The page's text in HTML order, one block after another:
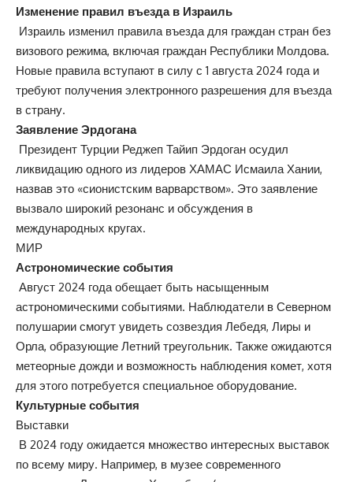
Изменение правил въезда в Израиль
Израиль изменил правила въезда для граждан стран без
визового режима, включая граждан Республики Молдова.
Новые правила вступают в силу с 1 августа 2024 года и
требуют получения электронного разрешения для въезда
в страну.
Заявление Эрдогана
Президент Турции Реджеп Тайип Эрдоган осудил
ликвидацию одного из лидеров ХАМАС Исмаила Хании,
назвав это «сионистским варварством». Это заявление
вызвало широкий резонанс и обсуждения в
международных кругах.
МИР
Астрономические события
Август 2024 года обещает быть насыщенным
астрономическими событиями. Наблюдатели в Северном
полушарии смогут увидеть созвездия Лебедя, Лиры и
Орла, образующие Летний треугольник. Также ожидаются
метеорные дожди и возможность наблюдения комет, хотя
для этого потребуется специальное оборудование.
Культурные события
Выставки
В 2024 году ожидается множество интересных выставок
по всему миру. Например, в музее современного